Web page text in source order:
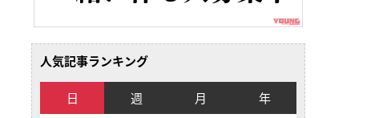
人気記事ランキング
日 週 月 年